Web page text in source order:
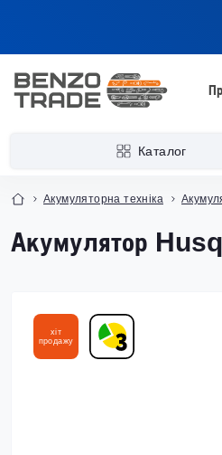
Каталог
Акумуляторна техніка
Акумулятор
хіт
продажу